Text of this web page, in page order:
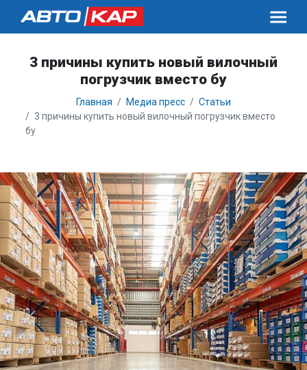
3 причины купить новый вилочный
погрузчик вместо бу
Главная Медиа пресс
Статьи
3 причины купить новый вилочный погрузчик вместо
бу